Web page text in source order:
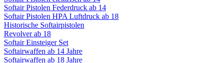
Softair Pistolen Federdruck ab 14
Softair Pistolen HPA Luftdruck ab 18
Historische Softairpistolen
Revolver ab 18
Softair Einsteiger Set
Softairwaffen ab 14 Jahre
Softairwaffen ab 18 Jahre